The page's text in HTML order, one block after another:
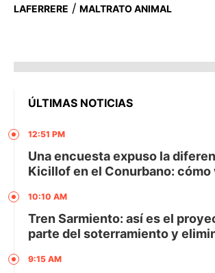
LAFERRERE / MALTRATO ANIMAL
ÚLTIMAS NOTICIAS
12:51 PM
Una encuesta expuso la
Kicillof en el Conurbano:
10:10 AM
Tren Sarmiento: así es el
parte del soterramiento y
9:15 AM